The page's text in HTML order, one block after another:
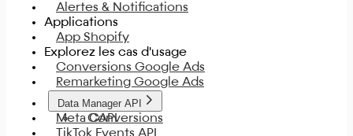
Alertes & Notifications
Applications
App Shopify
Explorez les cas d'usage
Conversions Google Ads
Remarketing Google Ads
Data Manager API
Conversions
Meta CAPI